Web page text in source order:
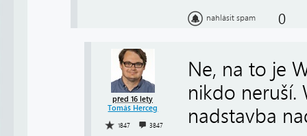
nahlásit spam 0
před 16 lety
Tomáš Herceg
1847 3847
Ne, na to je
nikdo neruší.
nadstavba